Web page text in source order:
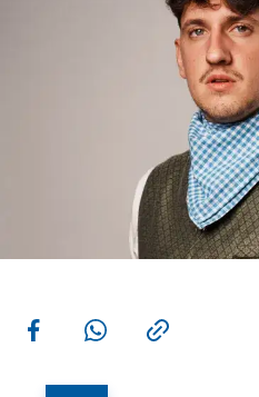
Weitere Aktionen
Teilen auf Facebook
Teilen via WhatsApp
Kopieren